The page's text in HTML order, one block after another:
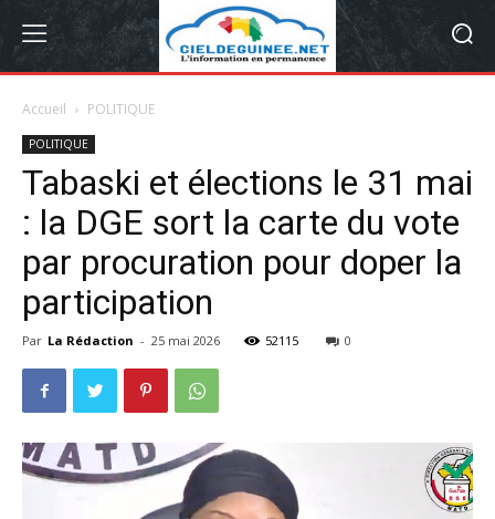
Accueil POLITIQUE
POLITIQUE
Tabaski et élections le 31 mai
: la DGE sort la carte du vote
par procuration pour doper la
participation
Par La Rédaction - 25 mai 2026 52115 0